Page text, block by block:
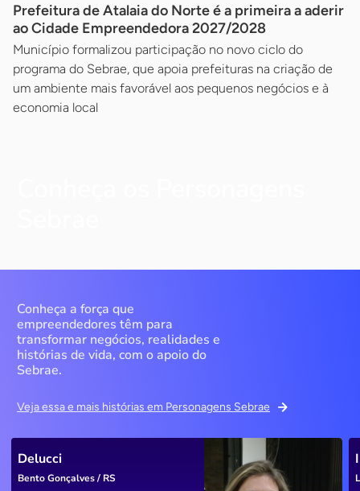
Prefeitura de Atalaia do Norte é a primeira a aderir
ao Cidade Empreendedora 2027/2028
Município formalizou participação no novo ciclo do
programa do Sebrae, que apoia prefeituras na criação de
um ambiente mais favorável aos pequenos negócios e à
economia local
Conheça a força que
empreendedores têm para
transformar negócios, realidades e
histórias de vida, com o apoio do
Sebrae.
Veja essa e mais histórias em Personagens Sebrae
Delucci
Bento Gonçalves / RS